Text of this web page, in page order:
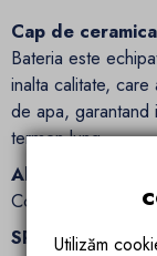
Cap de ceramica
Bateria este
inalta calitate,
de apa,
termen lung.
Alama de
Corpul bateriei
SPECIFICATII
Utilizăm